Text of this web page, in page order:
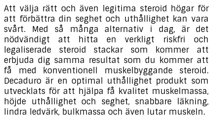
Att välja rätt och även legitima steroid högar för
att förbättra din seghet och uthållighet kan vara
svårt. Med så många alternativ i dag, är det
nödvändigt att hitta en verkligt riskfri och
legaliserade steroid stackar som kommer att
erbjuda dig samma resultat som du kommer att
få med konventionell muskelbyggande steroid.
Decaduro är en optimal uthållighet produkt som
utvecklats för att hjälpa få kvalitet muskelmassa,
höjde uthållighet och seghet, snabbare läkning,
lindra ledvärk, bulkmassa och även lutar muskeln.